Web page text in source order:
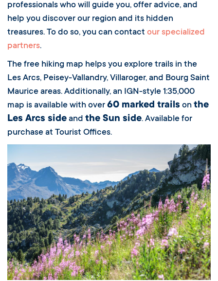
professionals who will guide you, offer advice, and
help you discover our region and its hidden
treasures. To do so, you can contact our specialized
partners.
The free hiking map helps you explore trails in the
Les Arcs, Peisey-Vallandry, Villaroger, and Bourg Saint
Maurice areas. Additionally, an IGN-style 1:35,000
map is available with over 60 marked trails on the
Les Arcs side and the Sun side. Available for
purchase at Tourist Offices.